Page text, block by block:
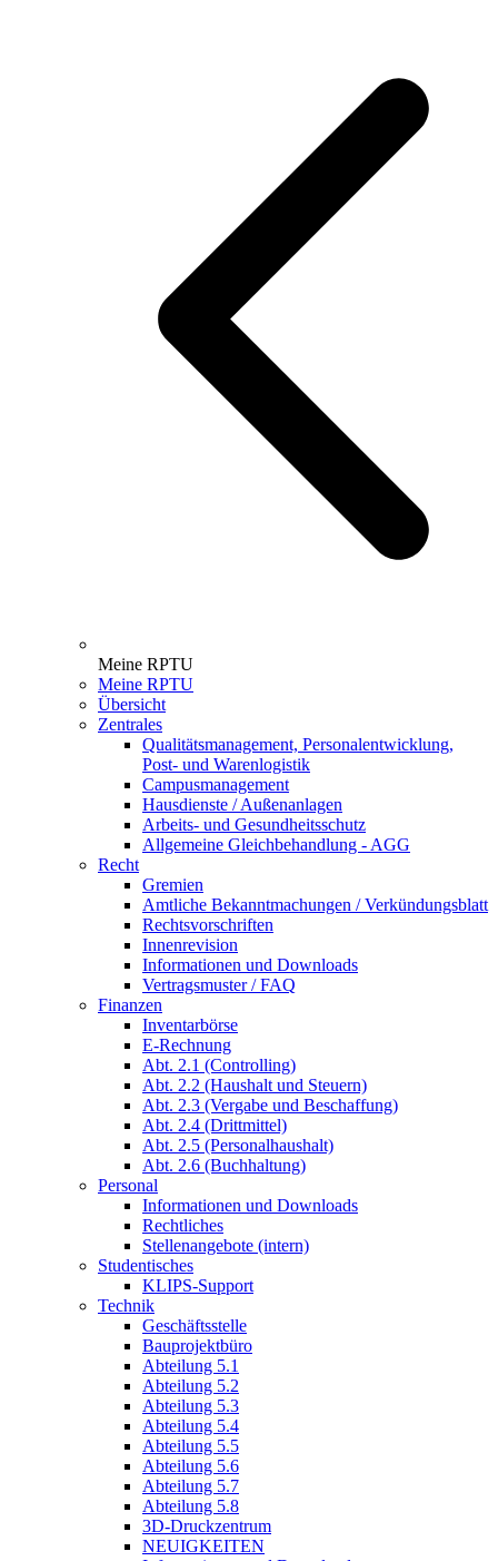
Meine RPTU
Meine RPTU
Übersicht
Zentrales
Qualitätsmanagement, Personalentwicklung,
Post- und Warenlogistik
Campusmanagement
Hausdienste / Außenanlagen
Arbeits- und Gesundheitsschutz
Allgemeine Gleichbehandlung - AGG
Recht
Gremien
Amtliche Bekanntmachungen / Verkündungsblatt
Rechtsvorschriften
Innenrevision
Informationen und Downloads
Vertragsmuster / FAQ
Finanzen
Inventarbörse
E-Rechnung
Abt. 2.1 (Controlling)
Abt. 2.2 (Haushalt und Steuern)
Abt. 2.3 (Vergabe und Beschaffung)
Abt. 2.4 (Drittmittel)
Abt. 2.5 (Personalhaushalt)
Abt. 2.6 (Buchhaltung)
Personal
Informationen und Downloads
Rechtliches
Stellenangebote (intern)
Studentisches
KLIPS-Support
Technik
Geschäftsstelle
Bauprojektbüro
Abteilung 5.1
Abteilung 5.2
Abteilung 5.3
Abteilung 5.4
Abteilung 5.5
Abteilung 5.6
Abteilung 5.7
Abteilung 5.8
3D-Druckzentrum
NEUIGKEITEN